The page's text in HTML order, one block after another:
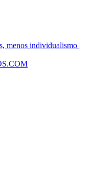
menos individualismo |